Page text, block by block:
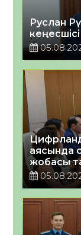
Руслан
аясында
жобасы